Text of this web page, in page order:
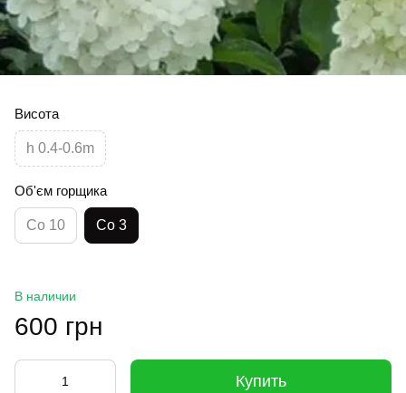
Висота
h 0.4-0.6m
Об'єм горщика
Co 10 Co 3
В наличии
600 грн
Купить